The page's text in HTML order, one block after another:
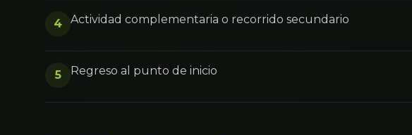
4 Actividad complementaria o recorrido secundario
5 Regreso al punto de inicio